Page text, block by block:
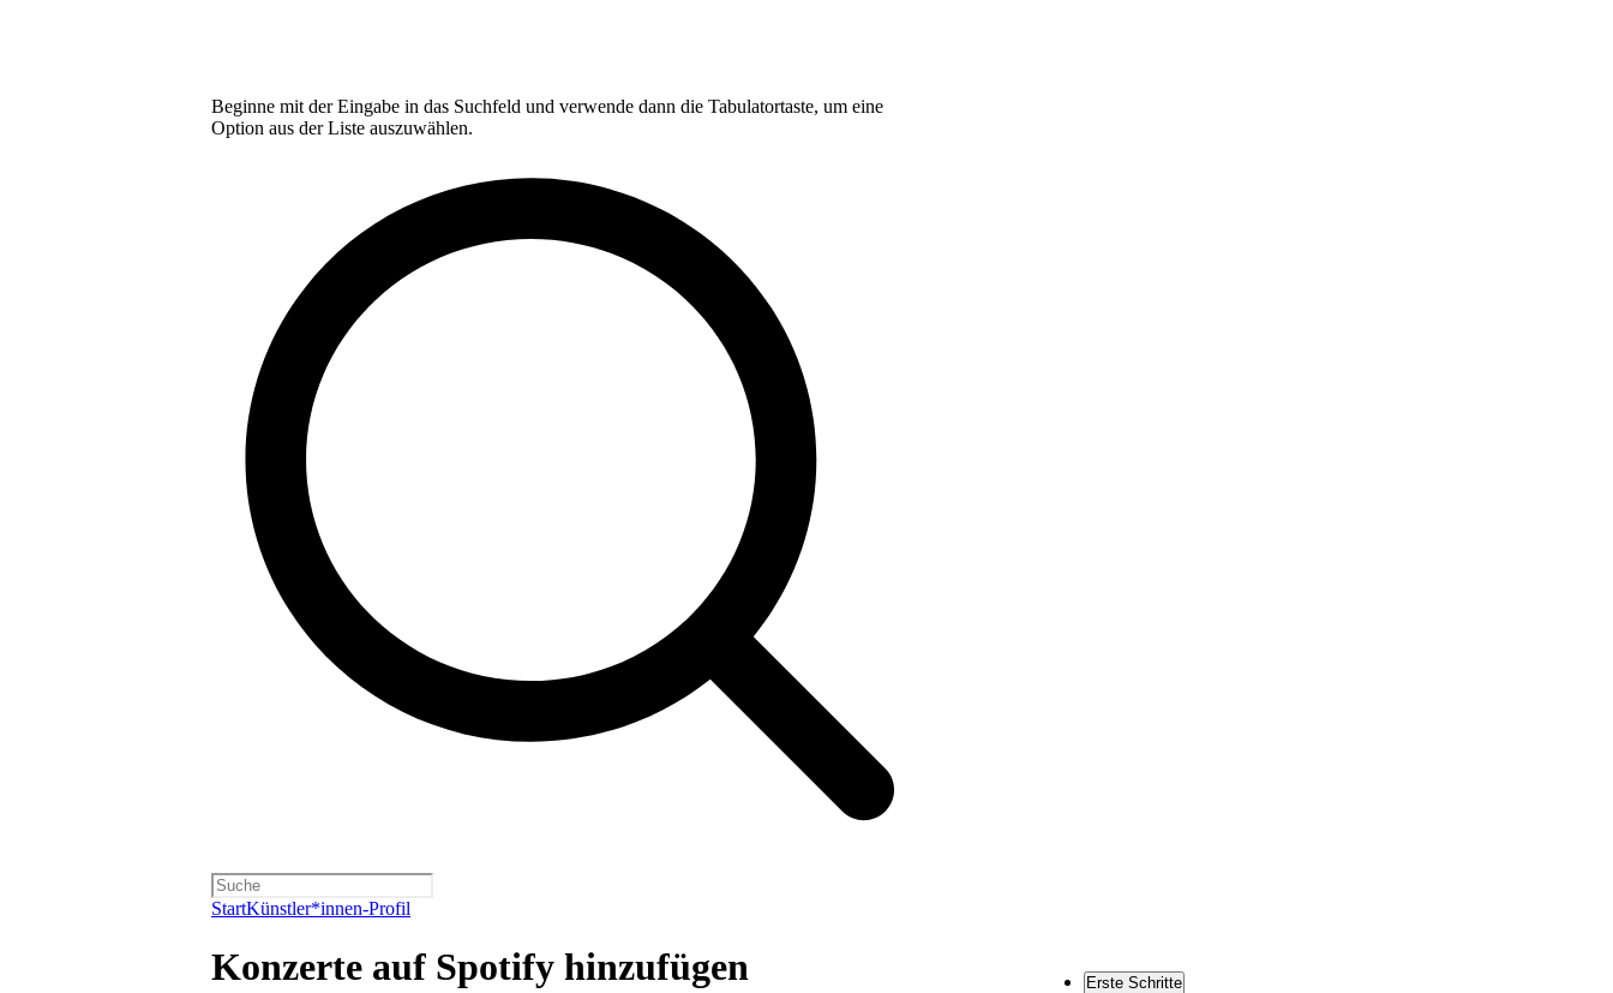
Beginne mit der Eingabe in das Suchfeld und verwende dann die Tabulatortaste, um eine
Option aus der Liste auszuwählen.
StartKünstler*innen-Profil
Konzerte auf Spotify hinzufügen Erste Schritte